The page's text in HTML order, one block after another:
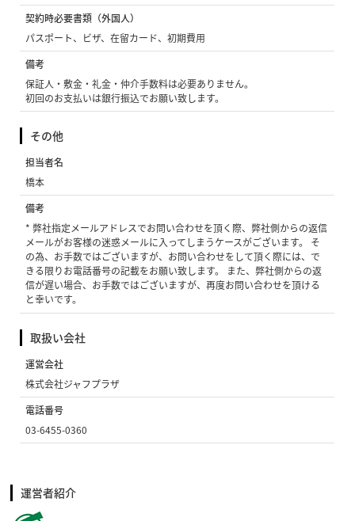
契約時必要書類（外国人）
パスポート、ビザ、在留カード、初期費用
備考
保証人・敷金・礼金・仲介手数料は必要ありません。
初回のお支払いは銀行振込でお願い致します。
その他
担当者名
橋本
備考
* 弊社指定メールアドレスでお問い合わせを頂く際、弊社側からの返信
メールがお客様の迷惑メールに入ってしまうケースがございます。 そ
の為、お手数ではございますが、お問い合わせをして頂く際には、で
きる限りお電話番号の記載をお願い致します。 また、弊社側からの返
信が遅い場合、お手数ではございますが、再度お問い合わせを頂ける
と幸いです。
取扱い会社
運営会社
株式会社ジャフプラザ
電話番号
03-6455-0360
運営者紹介